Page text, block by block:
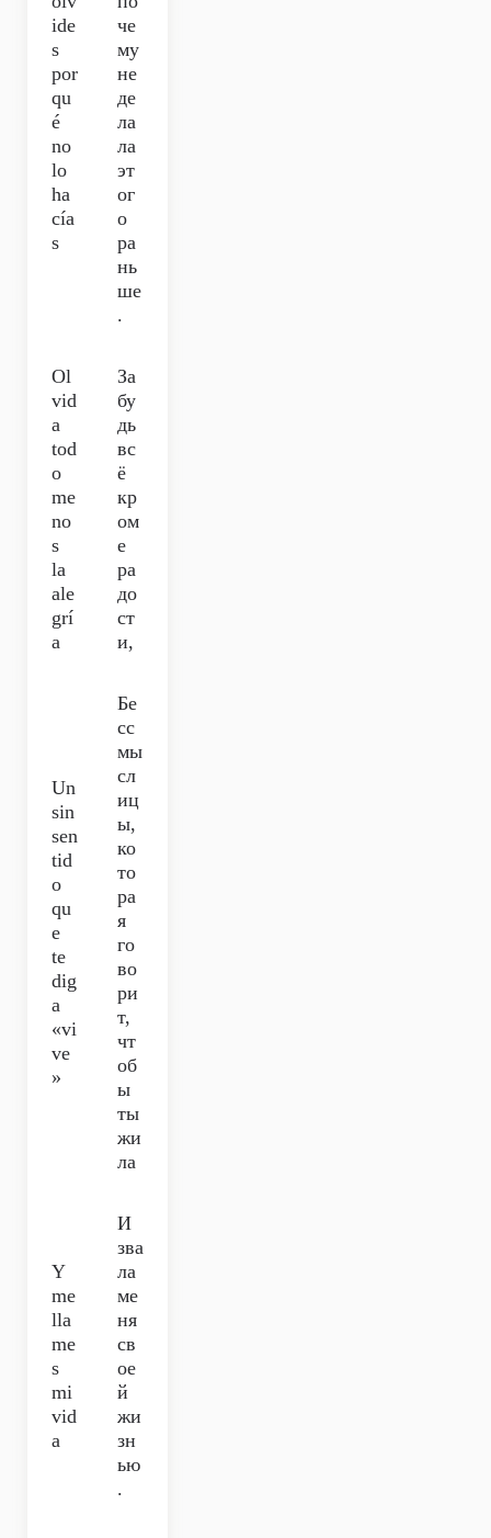
ide
s
por
qu
é
no
lo
ha
cía
s
че
му
не
де
ла
ла
эт
ог
о
ра
нь
ше
.
Ol
vid
a
tod
o
me
no
s
la
ale
grí
a
За
бу
дь
вс
ё
кр
ом
е
ра
до
ст
и,
Un
sin
sen
tid
o
qu
e
te
dig
a
«vi
ve
»
Бе
сс
мы
сл
иц
ы,
ко
то
ра
я
го
во
ри
т,
чт
об
ы
ты
жи
ла
Y
me
lla
me
s
mi
vid
a
И
зва
ла
ме
ня
св
ое
й
жи
зн
ью
.